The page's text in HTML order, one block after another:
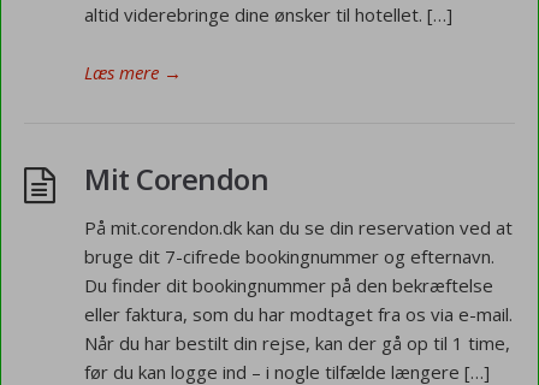
altid viderebringe dine ønsker til hotellet. […]
Læs mere →
Mit Corendon
På mit.corendon.dk kan du se din reservation ved at
bruge dit 7-cifrede bookingnummer og efternavn.
Du finder dit bookingnummer på den bekræftelse
eller faktura, som du har modtaget fra os via e-mail.
Når du har bestilt din rejse, kan der gå op til 1 time,
før du kan logge ind – i nogle tilfælde længere […]